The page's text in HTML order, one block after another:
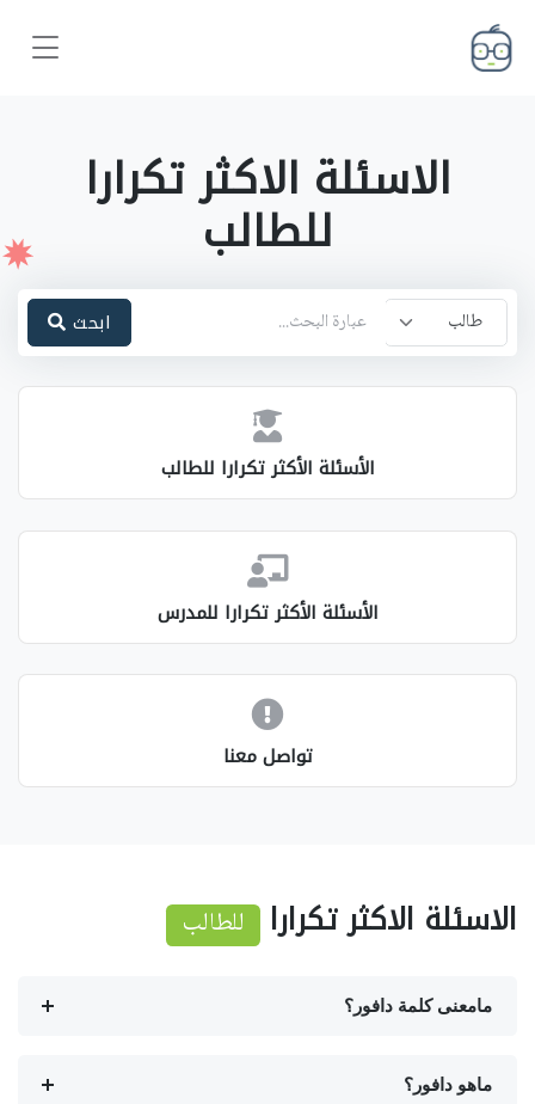
الاسئلة الاكثر تكرارا
للطالب
طالب ابحث
الأسئلة الأكثر تكرارا للطالب
الأسئلة الأكثر تكرارا للمدرس
تواصل معنا
الاسئلة الاكثر تكرارا للطالب
مامعنى كلمة دافور؟
ماهو دافور؟